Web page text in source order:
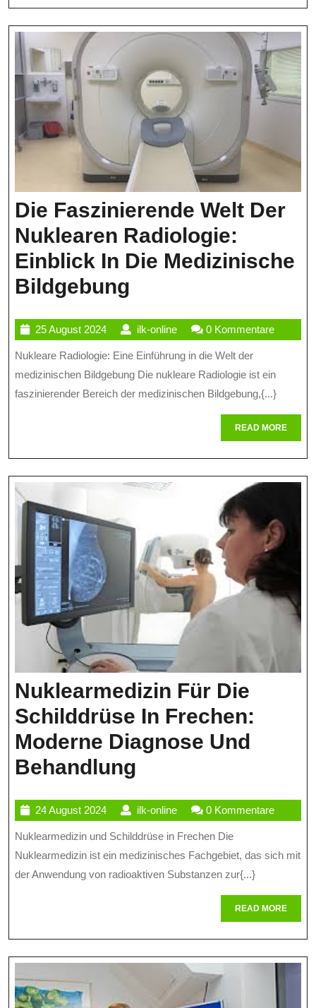
Der
Die Faszinierende Welt Der
Nuklearen Radiologie:
Einblick In Die Medizinische
Bildgebung
Welt
Der
Nuklearen
Radiologie:
In
Die
Medizinische
Bildgebung
25 August 202425
August
2024
ilk-onlineilk-
online
0 Kommentare
Nukleare Radiologie: Eine Einführung in die Welt der
medizinischen Bildgebung Die nukleare Radiologie ist ein
faszinierender Bereich der medizinischen Bildgebung,{...}
READ MOREREAD
MORE
Nuklearmedizin Für Die
Schilddrüse In Frechen:
Moderne Diagnose Und
Behandlung
Die
Schilddrüse
In
Frechen:
Moderne
Diagnose
Und
Behandlung
24 August 202424
August
2024
ilk-onlineilk-
online
0 Kommentare
Nuklearmedizin und Schilddrüse in Frechen Die
Nuklearmedizin ist ein medizinisches Fachgebiet, das sich mit
der Anwendung von radioaktiven Substanzen zur{...}
READ MOREREAD
MORE